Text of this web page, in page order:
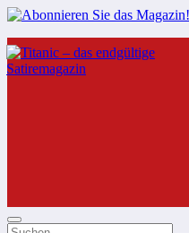
Zum
Inhalt
springen